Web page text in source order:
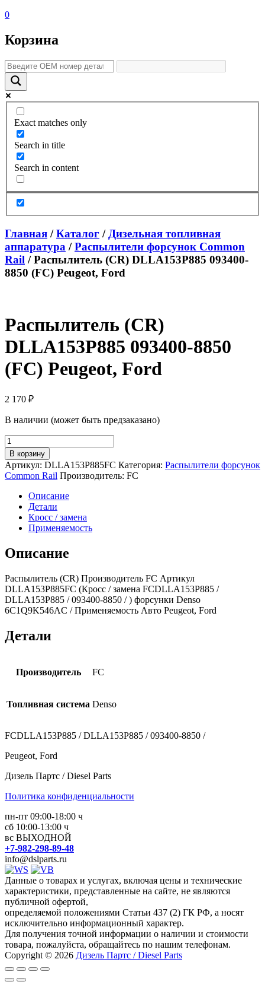
0
Корзина
Exact matches only
Search in title
Search in content
Главная /Каталог / Дизельная топливная
аппаратура /Распылители форсунок Common
Rail / Распылитель (CR) DLLA153P885 093400-
8850 (FC) Peugeot, Ford
Распылитель (CR)
DLLA153P885 093400-8850
(FC) Peugeot, Ford
2 170 ₽
В наличии (может быть предзаказано)
Количество
товара
Распылитель
(CR)
DLLA153P885
093400-
8850
(FC)
Peugeot,
В корзину
Артикул: DLLA153P885FC Категория: Распылители форсунок
Common Rail Производитель: FC
Описание
Детали
Кросс / замена
Применяемость
Описание
Распылитель (CR) Производитель FC Артикул
DLLA153P885FC (Кросс / замена FCDLLA153P885 /
DLLA153P885 / 093400-8850 / ) форсунки Denso
6C1Q9K546AC / Применяемость Авто Peugeot, Ford
Детали
Производитель FC
Топливная система Denso
FCDLLA153P885 / DLLA153P885 / 093400-8850 /
Peugeot, Ford
Дизель Партс / Diesel Parts
Политика конфиденциальности
пн-пт 09:00-18:00 ч
сб 10:00-13:00 ч
вс ВЫХОДНОЙ
+7-982-298-89-48
info@dslparts.ru
Данные о товарах и услугах, включая цены и технические
характеристики, представленные на сайте, не являются
публичной офертой,
определяемой положениями Статьи 437 (2) ГК РФ, а носят
исключительно информационный характер.
Для получения точной информации о наличии и стоимости
товара, пожалуйста, обращайтесь по нашим телефонам.
Copyright © 2026 Дизель Партс / Diesel Parts